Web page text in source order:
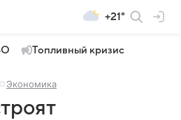
+21°
Топливный кризис
Экономика